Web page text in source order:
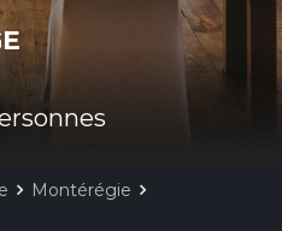
Montérégie